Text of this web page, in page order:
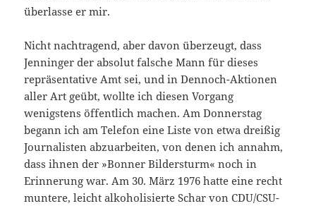
überlasse er mir.
Nicht nachtragend, aber davon überzeugt, dass
Jenninger der absolut falsche Mann für dieses
repräsentative Amt sei, und in Dennoch-Aktionen
aller Art geübt, wollte ich diesen Vorgang
wenigstens öffentlich machen. Am Donnerstag
begann ich am Telefon eine Liste von etwa dreißig
Journalisten abzuarbeiten, von denen ich annahm,
dass ihnen der »Bonner Bildersturm« noch in
Erinnerung war. Am 30. März 1976 hatte eine recht
muntere, leicht alkoholisierte Schar von CDU/CSU-